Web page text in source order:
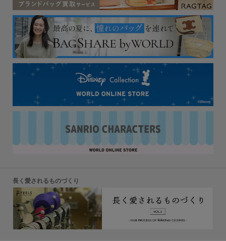
長く愛されるものづくり